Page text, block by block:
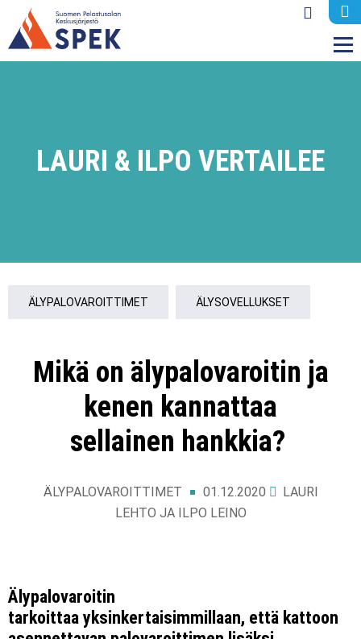
LAURI & ILPO VERTAILEE
ÄLYPALOVAROITTIMET ÄLYSOVELLUKSET
Mikä on älypalovaroitin ja
kenen kannattaa
sellainen hankkia?
ÄLYPALOVAROITTIMET 01.12.2020
LAURI
LEHTO JA ILPO LEINO
Älypalovaroitin
tarkoittaa yksinkertaisimmillaan, että kattoon